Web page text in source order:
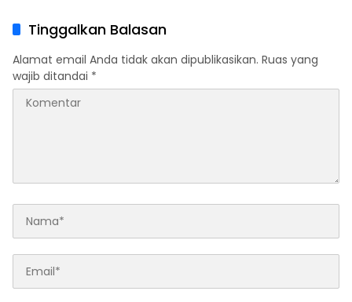
Tinggalkan Balasan
Alamat email Anda tidak akan dipublikasikan. Ruas yang
wajib ditandai *